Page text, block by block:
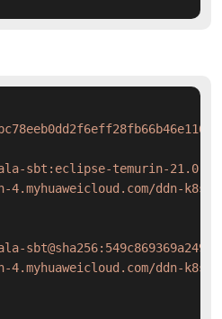
sbt:eclipse-temurin-
4.myhuaweicloud.com/ddn-
ddn-k8s/